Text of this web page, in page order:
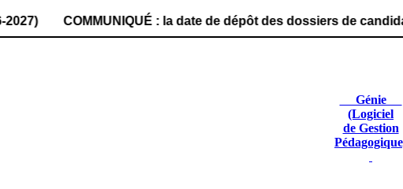
: la date de dépôt des dossiers de
Génie
(Logiciel
de Gestion